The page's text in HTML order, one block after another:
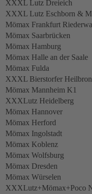
XXXL Lutz Dreieich
XXXL Lutz Eschborn &
Mömax Frankfurt
Mömax Saarbrücken
Mömax Hamburg
Mömax Halle an der Saale
Mömax Fulda
XXXL Bierstorfer
Mömax Mannheim K1
XXXLutz Heidelberg
Mömax Hannover
Mömax Herford
Mömax Ingolstadt
Mömax Koblenz
Mömax Wolfsburg
Mömax Dresden
Mömax Würselen
XXXLutz+Mömax+Poco